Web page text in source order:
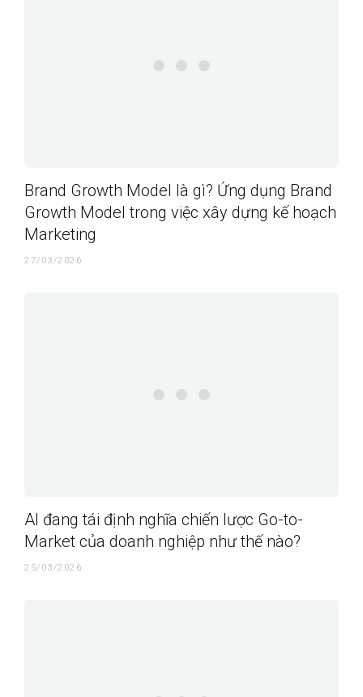
Brand Growth Model là gì? Ứng dụng Brand
Growth Model trong việc xây dựng kế hoạch
Marketing
27/03/2026
AI đang tái định nghĩa chiến lược Go-to-
Market của doanh nghiệp như thế nào?
25/03/2026